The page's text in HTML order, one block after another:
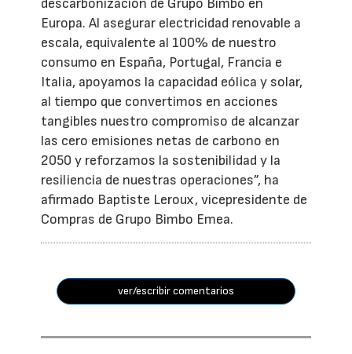
Europa. Al asegurar electricidad renovable a
escala, equivalente al 100% de nuestro
consumo en España, Portugal, Francia e
Italia, apoyamos la capacidad eólica y solar,
al tiempo que convertimos en acciones
tangibles nuestro compromiso de alcanzar
las cero emisiones netas de carbono en
2050 y reforzamos la sostenibilidad y la
resiliencia de nuestras operaciones”, ha
afirmado Baptiste Leroux, vicepresidente de
Compras de Grupo Bimbo Emea.
ver/escribir comentarios